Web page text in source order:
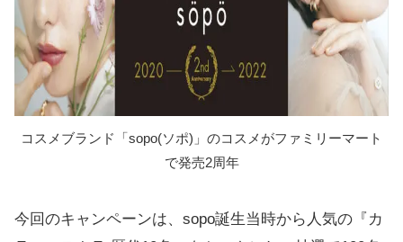
コスメブランド「sopo(ソポ)」のコスメがファミリーマート
で発売2周年
今回のキャンペーンは、sopo誕生当時から人気の『カ